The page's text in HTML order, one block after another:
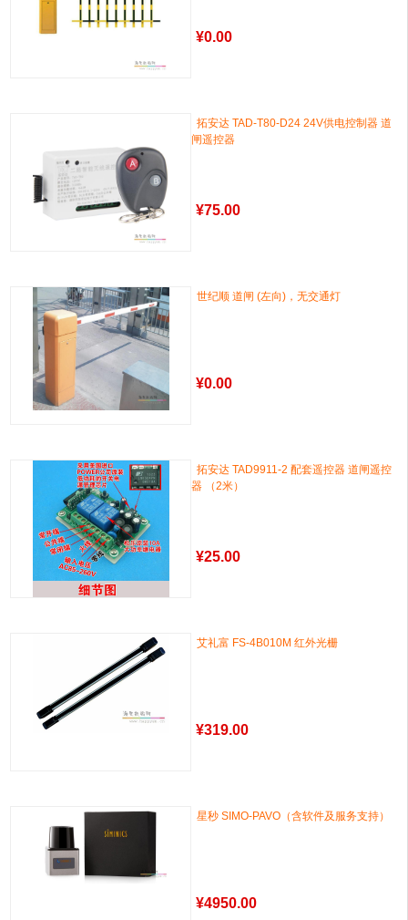
¥0.00
拓安达 TAD-T80-D24 24V供电控制器 道
闸遥控器
¥75.00
世纪顺 道闸 (左向)，无交通灯
¥0.00
拓安达 TAD9911-2 配套遥控器 道闸遥控
器 （2米）
¥25.00
艾礼富 FS-4B010M 红外光栅
¥319.00
星秒 SIMO-PAVO（含软件及服务支持）
¥4950.00